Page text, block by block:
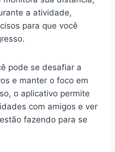
a atividade,
para que você
pode se desafiar a
e manter o foco em
o aplicativo permite
com amigos e ver
fazendo para se